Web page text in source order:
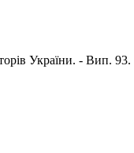
України. - Вип.